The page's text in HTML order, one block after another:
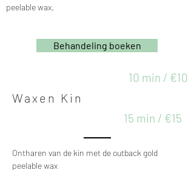
peelable wax.
Behandeling boeken
10 min / €10
Waxen Kin
15 min / €15
Ontharen van de kin met de outback gold
peelable wax